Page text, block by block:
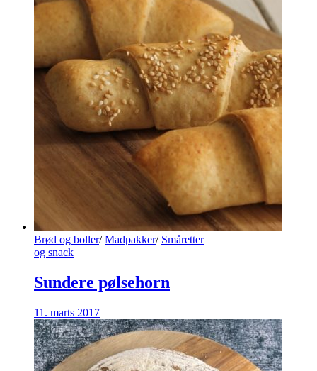
Brød og boller/ Madpakker/ Småretter
og snack
Sundere pølsehorn
11. marts 2017